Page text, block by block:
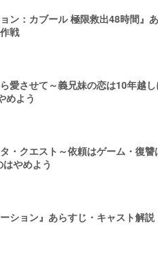
ン：カブール 極限救出48時間』
戦
愛させて～義兄妹の恋は10年越
めよう
・クエスト～依頼はゲーム・復
やめよう
ション』あらすじ・キャスト解